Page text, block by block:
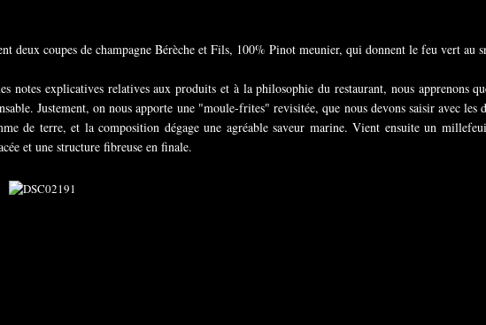
deux coupes de champagne Bérèche et Fils, 100% Pinot meunier, qui donnent le feu vert au
notes explicatives relatives aux produits et à la philosophie du restaurant, nous apprenons
Justement, on nous apporte une "moule-frites" revisitée, que nous devons saisir avec les
de terre, et la composition dégage une agréable saveur marine. Vient ensuite un
et une structure fibreuse en finale.